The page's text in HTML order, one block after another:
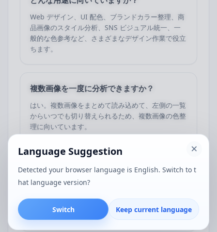
Web デザイン、UI 配色、ブランドカラー整理、商
品画像のスタイル分析、SNS ビジュアル統一、一
般的な色参考など、さまざまなデザイン作業で役立
ちます。
複数画像を一度に分析できますか？
はい。複数画像をまとめて読み込めて、左側の一覧
からいつでも切り替えられるため、複数画像の色整
理に向いています。
色取得時に画像はサーバーへアップロードさ
れますか？
ラウザ内で行われるため、デザイン素材のプライバ
シーを守りながら作業できます。
Language Suggestion
Detected your browser language is English. Switch to t
hat language version?
Switch Keep current language